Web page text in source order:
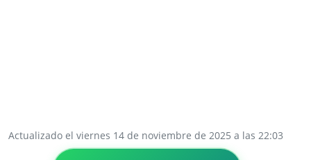
Actualizado el viernes 14 de noviembre de 2025 a las 22:03